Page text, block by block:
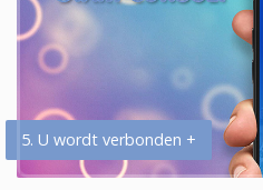
5. U wordt verbonden +